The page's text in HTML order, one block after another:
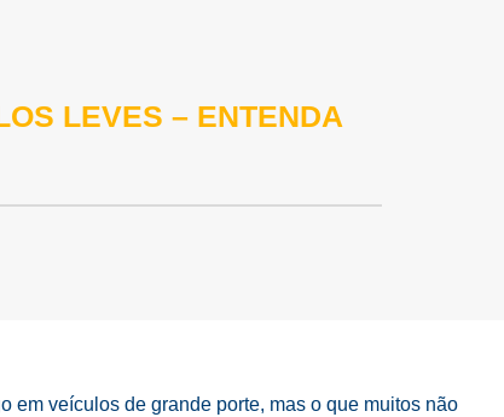
LEVES – ENTENDA
em veículos de grande porte, mas o que muitos não